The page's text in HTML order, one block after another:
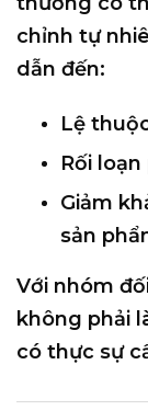
chỉnh tự
dẫn đến:
Lệ
Rối
Giảm
sản
Với nhóm
không phải
có thực sự